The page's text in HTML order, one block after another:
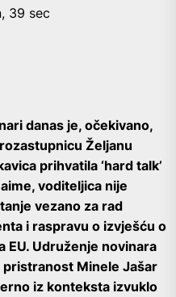
39 sec
danas je, očekivano,
Željanu
prihvatila ‘hard talk’
voditeljica nije
vezano za rad
i raspravu o izvješću o
EU. Udruženje novinara
Minele Jašar
iz konteksta izvuklo